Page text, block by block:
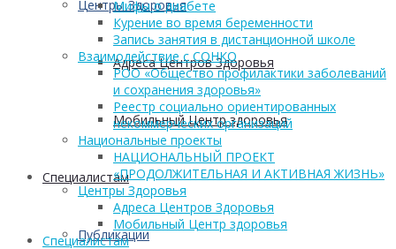
Центры Здоровья
Адреса Центров Здоровья
Мобильный Центр здоровья
Cпециалистам
Публикации
Мифы о диабете
Курение во время беременности
Запись занятия в дистанционной школе
Взаимодействие с СОНКО
РОО «Общество профилактики заболеваний
и сохранения здоровья»
Реестр социально ориентированных
некоммерческих организаций
Национальные проекты
НАЦИОНАЛЬНЫЙ ПРОЕКТ
«ПРОДОЛЖИТЕЛЬНАЯ И АКТИВНАЯ ЖИЗНЬ»
Центры Здоровья
Адреса Центров Здоровья
Мобильный Центр здоровья
Cпециалистам